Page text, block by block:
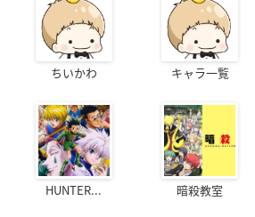
ちいかわ キャラ一覧
HUNTER... 暗殺教室